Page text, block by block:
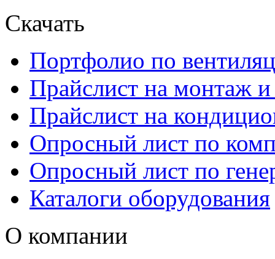
Скачать
Портфолио по
Прайcлист на монтаж
Прайслист на
Опросный лист по
Опросный лист по
Каталоги оборудования
О компании